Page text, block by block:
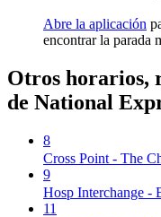
Abre la aplicación
encontrar la parada
Otros horarios,
de National
8
Cross Point - The
9
Hosp Interchange -
11